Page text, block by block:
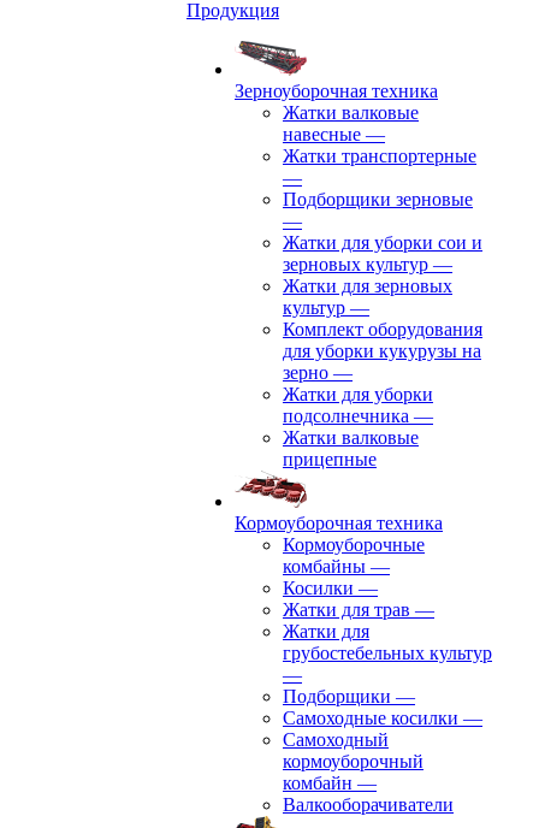
Продукция
Зерноуборочная техника
Жатки валковые
навесные —
Жатки транспортерные
—
Подборщики зерновые
—
Жатки для уборки сои и
зерновых культур —
Жатки для зерновых
культур —
Комплект оборудования
для уборки кукурузы на
зерно —
Жатки для уборки
подсолнечника —
Жатки валковые
прицепные
Кормоуборочная техника
Кормоуборочные
комбайны —
Косилки —
Жатки для трав —
Жатки для
грубостебельных культур
—
Подборщики —
Самоходные косилки —
Самоходный
кормоуборочный
комбайн —
Валкооборачиватели